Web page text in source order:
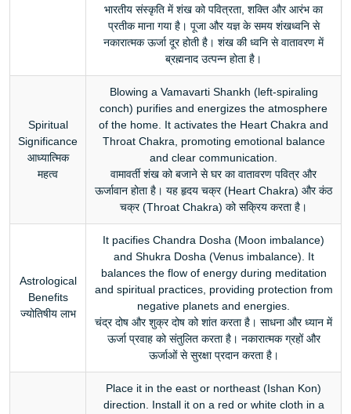
भारतीय संस्कृति में शंख को पवित्रता, शक्ति और आरंभ का
प्रतीक माना गया है। पूजा और यज्ञ के समय शंखध्वनि से
नकारात्मक ऊर्जा दूर होती है। शंख की ध्वनि से वातावरण में
ब्रह्मनाद उत्पन्न होता है।
Spiritual
Significance
आध्यात्मिक
महत्व
Blowing a Vamavarti Shankh (left-spiraling
conch) purifies and energizes the atmosphere
of the home. It activates the Heart Chakra and
Throat Chakra, promoting emotional balance
and clear communication.
वामावर्ती शंख को बजाने से घर का वातावरण पवित्र और
ऊर्जावान होता है। यह हृदय चक्र (Heart Chakra) और कंठ
चक्र (Throat Chakra) को सक्रिय करता है।
Astrological
Benefits
ज्योतिषीय लाभ
It pacifies Chandra Dosha (Moon imbalance)
and Shukra Dosha (Venus imbalance). It
balances the flow of energy during meditation
and spiritual practices, providing protection from
negative planets and energies.
चंद्र दोष और शुक्र दोष को शांत करता है। साधना और ध्यान में
ऊर्जा प्रवाह को संतुलित करता है। नकारात्मक ग्रहों और
ऊर्जाओं से सुरक्षा प्रदान करता है।
Place it in the east or northeast (Ishan Kon)
direction. Install it on a red or white cloth in a